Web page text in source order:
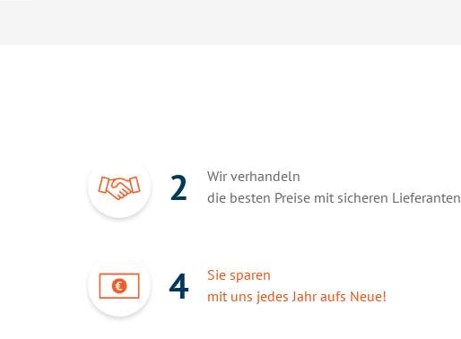
2
Wir verhandeln
die besten Preise mit sicheren Lieferanten
4
Sie sparen
mit uns jedes Jahr aufs Neue!